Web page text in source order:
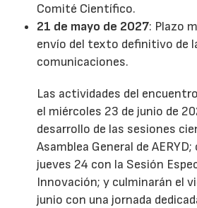
Comité Científico.
21 de mayo de 2027: Plazo
envío del texto definitivo de
comunicaciones.
Las actividades del
el miércoles 23 de junio de
desarrollo de las sesiones
Asamblea General de
jueves 24 con la Sesión
Innovación; y culminarán el
junio con una jornada